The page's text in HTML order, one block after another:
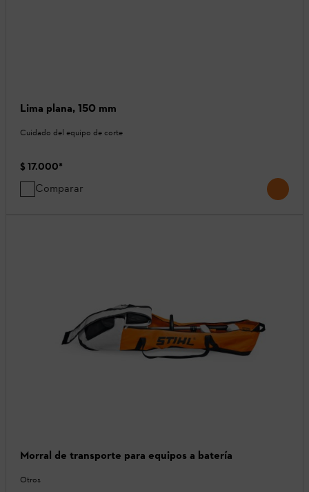
Lima plana, 150 mm
Cuidado del equipo de corte
$ 17.000*
Comparar
Morral de transporte para equipos a batería
Otros